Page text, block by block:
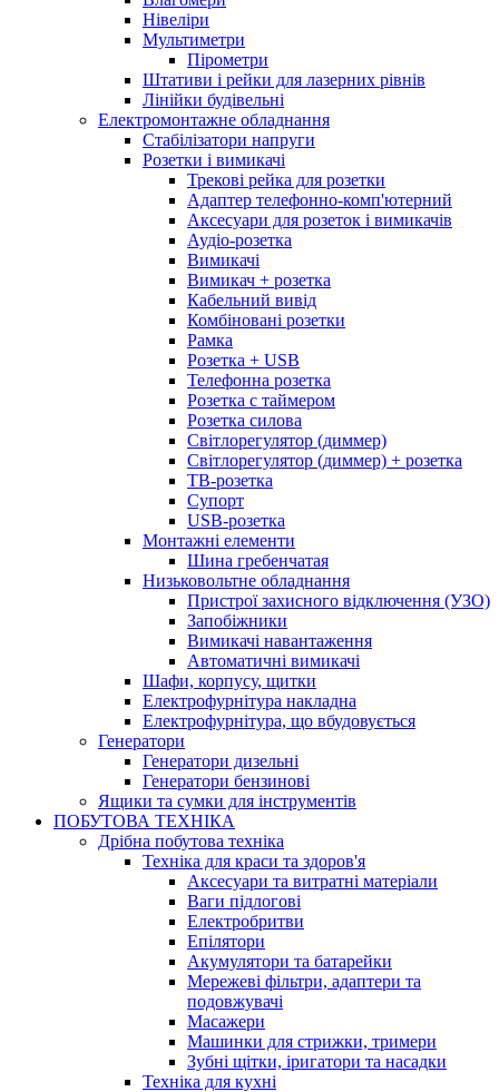
Нівеліри
Мультиметри
Пірометри
Штативи і рейки для лазерних рівнів
Лінійки будівельні
Електромонтажне обладнання
Стабілізатори напруги
Розетки і вимикачі
Трекові рейка для розетки
Адаптер телефонно-комп'ютерний
Аксесуари для розеток і вимикачів
Аудіо-розетка
Вимикачі
Вимикач + розетка
Кабельний вивід
Комбіновані розетки
Рамка
Розетка + USB
Телефонна розетка
Розетка с таймером
Розетка силова
Світлорегулятор (диммер)
Світлорегулятор (диммер) + розетка
ТВ-розетка
Супорт
USB-розетка
Монтажні елементи
Шина гребенчатая
Низьковольтне обладнання
Пристрої захисного відключення (УЗО)
Запобіжники
Вимикачі навантаження
Автоматичні вимикачі
Шафи, корпусу, щитки
Електрофурнітура накладна
Електрофурнітура, що вбудовується
Генератори
Генератори дизельні
Генератори бензинові
Ящики та сумки для інструментів
ПОБУТОВА ТЕХНІКА
Дрібна побутова техніка
Техніка для краси та здоров'я
Аксесуари та витратні матеріали
Ваги підлогові
Електробритви
Епілятори
Акумулятори та батарейки
Мережеві фільтри, адаптери та
подовжувачі
Масажери
Машинки для стрижки, тримери
Зубні щітки, іригатори та насадки
Техніка для кухні